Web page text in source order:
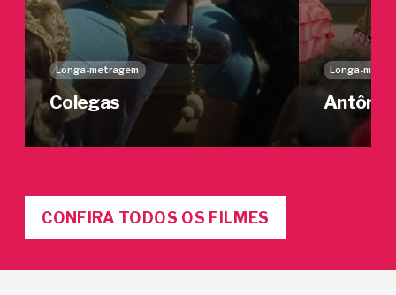
Longa-metragem
Colegas
Longa-
Antônia
CONFIRA TODOS OS FILMES